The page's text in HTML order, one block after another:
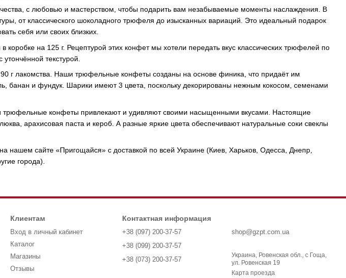
с любовью и мастерством, чтобы подарить вам незабываемые моменты наслаждения. В
от классического шоколадного трюфеля до изысканных вариаций. Это идеальный подарок
себя или своих близких.
на 125 г. Рецептурой этих конфет мы хотели передать вкус классических трюфелей по
текстурой.
г лакомства. Наши трюфельные конфеты созданы на основе финика, что придаёт им
банан и фундук. Шарики имеют 3 цвета, поскольку декорированы нежным кокосом, семенами
конфеты привлекают и удивляют своими насыщенными вкусами. Настоящие
арахисовая паста и кероб. А разные яркие цвета обеспечивают натуральные соки свеклы
нашем сайте «Пригощайся» с доставкой по всей Украине (Киев, Харьков, Одесса, Днепр,
города).
Клиентам
Вход в личный кабинет
Каталог
Магазины
Отзывы
Контактная информация
+38 (097) 200-37-57
+38 (099) 200-37-57
+38 (073) 200-37-57
shop@gzpt.com.ua
Украина, Ровенская обл., с Гоща,
ул. Ровенская 19
Карта проезда